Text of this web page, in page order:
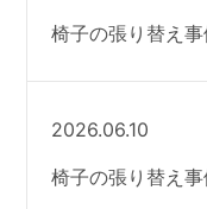
椅子の張り替え
2026.06.10
椅子の張り替え